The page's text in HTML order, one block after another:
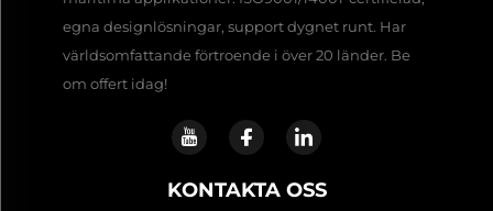
egna designlösningar, support dygnet runt. Har
världsomfattande förtroende i över 20 länder. Be
om offert idag!
KONTAKTA OSS